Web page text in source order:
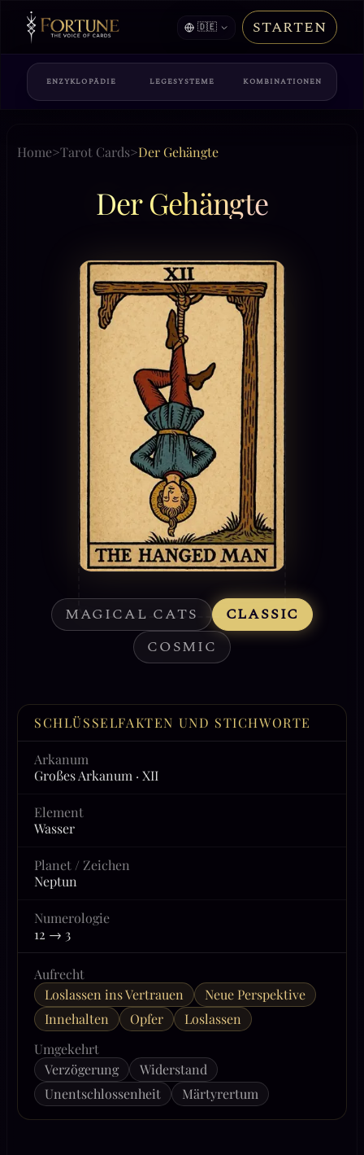
🇩🇪 STARTEN
ENZYKLOPÄDIE LEGESYSTEME KOMBINATIONEN
Home>Tarot Cards>Der Gehängte
Der Gehängte
MAGICAL CATS
CLASSIC
COSMIC
SCHLÜSSELFAKTEN UND STICHWORTE
Arkanum
Großes Arkanum · XII
Element
Wasser
Planet / Zeichen
Neptun
Numerologie
12 → 3
Aufrecht
Loslassen ins Vertrauen
Neue Perspektive
Innehalten
Opfer
Loslassen
Umgekehrt
Verzögerung
Widerstand
Unentschlossenheit
Märtyrertum